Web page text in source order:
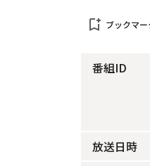
bookmark_add ブックマ
番組ID
放送日時